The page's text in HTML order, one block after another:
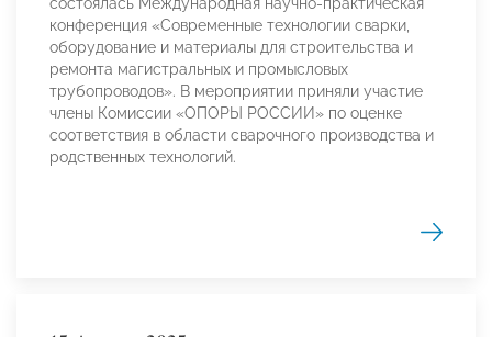
конференция «Современные технологии сварки,
оборудование и материалы для строительства и
ремонта магистральных и промысловых
трубопроводов». В мероприятии приняли участие
члены Комиссии «ОПОРЫ РОССИИ» по оценке
соответствия в области сварочного производства и
родственных технологий.